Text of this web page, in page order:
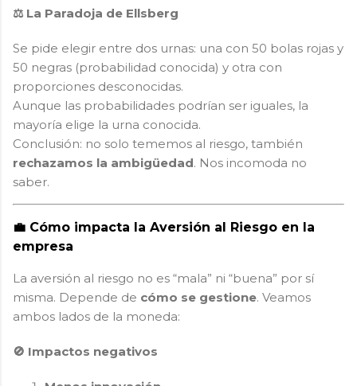
⚖️ La Paradoja de Ellsberg
Se pide elegir entre dos urnas: una con 50 bolas rojas y
50 negras (probabilidad conocida) y otra con
proporciones desconocidas.
Aunque las probabilidades podrían ser iguales, la
mayoría elige la urna conocida.
Conclusión: no solo tememos al riesgo, también
rechazamos la ambigüedad. Nos incomoda no
saber.
💼 Cómo impacta la Aversión al Riesgo en la
empresa
La aversión al riesgo no es “mala” ni “buena” por sí
misma. Depende de cómo se gestione. Veamos
ambos lados de la moneda:
🚫 Impactos negativos